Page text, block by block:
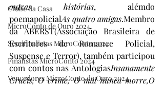
Clube da Casa
MicroConto de Ouro 2024
Semifinalistas MicroConto 2024
Finalistas MicroConto 2024
Vencedores MicroConto de Ouro 2024
outras histórias, alémdo
poemapolicialAs quatro amigas.Membro
da ABERST(Associação Brasileira de
Escritores de Romance Policial,
Suspense e Terror), também participou
com contos nas AntologiasInsanamente
Cruéis, O crime, O mal nunca morre,O